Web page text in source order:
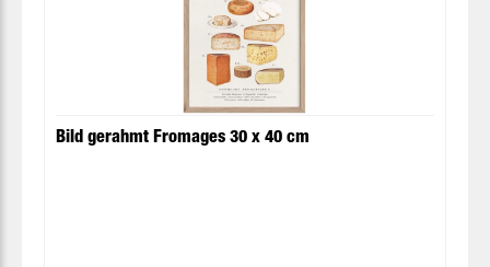
Bild gerahmt Fromages 30 x 40 cm